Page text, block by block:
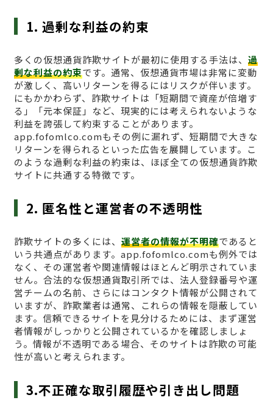
1. 過剰な利益の約束
多くの仮想通貨詐欺サイトが最初に使用する手法は、 過
剰な利益の約束です。通常、仮想通貨市場は非常に変動
が激しく、高いリターンを得るにはリスクが伴います。
にもかかわらず、詐欺サイトは「短期間で資産が倍増す
る」「元本保証」など、現実的には考えられないような
利益を誇張して約束することがあります。
app.fofomlco.comもその例に漏れず、短期間で大きな
リターンを得られるといった広告を展開しています。こ
のような過剰な利益の約束は、ほぼ全ての仮想通貨詐欺
サイトに共通する特徴です。
2. 匿名性と運営者の不透明性
詐欺サイトの多くには、 運営者の情報が不明確であると
いう共通点があります。app.fofomlco.comも例外では
なく、その運営者や関連情報はほとんど明示されていま
せん。合法的な仮想通貨取引所では、法人登録番号や運
営チームの名前、さらにはコンタクト情報が公開されて
いますが、詐欺業者は通常、これらの情報を隠蔽してい
ます。信頼できるサイトを見分けるためには、まず運営
者情報がしっかりと公開されているかを確認しましょ
う。情報が不透明である場合、そのサイトは詐欺の可能
性が高いと考えられます。
3.不正確な取引履歴や引き出し問題